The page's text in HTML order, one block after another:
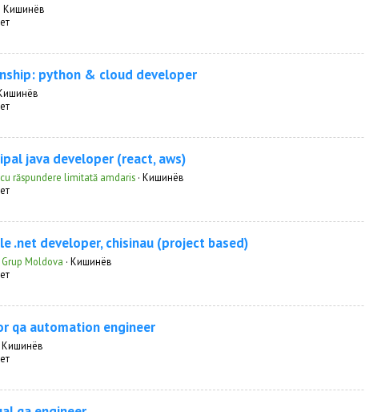
Кишинёв
python & cloud developer
java developer (react, aws)
răspundere limitată amdaris · Кишинёв
.net developer, chisinau (project based)
Moldova · Кишинёв
qa automation engineer
Кишинёв